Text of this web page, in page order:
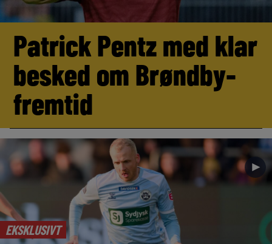
Patrick Pentz med klar
besked om Brøndby-
fremtid
EKSKLUSIVT
►